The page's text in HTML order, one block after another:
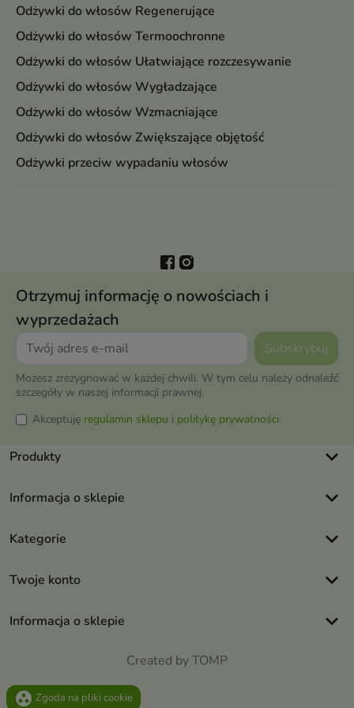
Odżywki do włosów Regenerujące
Odżywki do włosów Termoochronne
Odżywki do włosów Ułatwiające rozczesywanie
Odżywki do włosów Wygładzające
Odżywki do włosów Wzmacniające
Odżywki do włosów Zwiększające objętość
Odżywki przeciw wypadaniu włosów
Otrzymuj informację o nowościach i
wyprzedażach
Możesz zrezygnować w każdej chwili. W tym celu należy odnaleźć
szczegóły w naszej informacji prawnej.
Akceptuję regulamin sklepu i politykę prywatności.
Produkty keyboard_arrow_down
Informacja o sklepie keyboard_arrow_down
Kategorie keyboard_arrow_down
Twoje konto keyboard_arrow_down
Informacja o sklepie keyboard_arrow_down
Created by TOMP
group_work Zgoda na pliki cookie